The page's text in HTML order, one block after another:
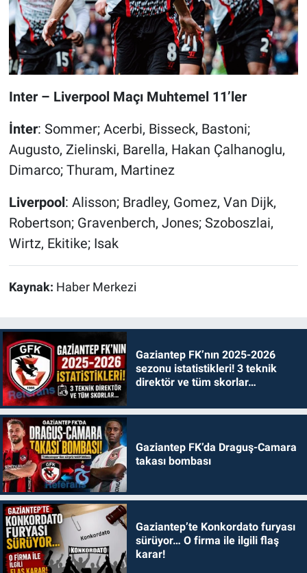
Inter – Liverpool Maçı Muhtemel 11’ler
İnter: Sommer; Acerbi, Bisseck, Bastoni;
Augusto, Zielinski, Barella, Hakan Çalhanoglu,
Dimarco; Thuram, Martinez
Liverpool: Alisson; Bradley, Gomez, Van Dijk,
Robertson; Gravenberch, Jones; Szoboszlai,
Wirtz, Ekitike; Isak
Kaynak: Haber Merkezi
Gaziantep FK’nın 2025-2026
sezonu istatistikleri! 3 teknik
direktör ve tüm skorlar…
Gaziantep FK’da Draguş-Camara
takası bombası
Gaziantep’te Konkordato furyası
sürüyor… O firma ile ilgili flaş
karar!